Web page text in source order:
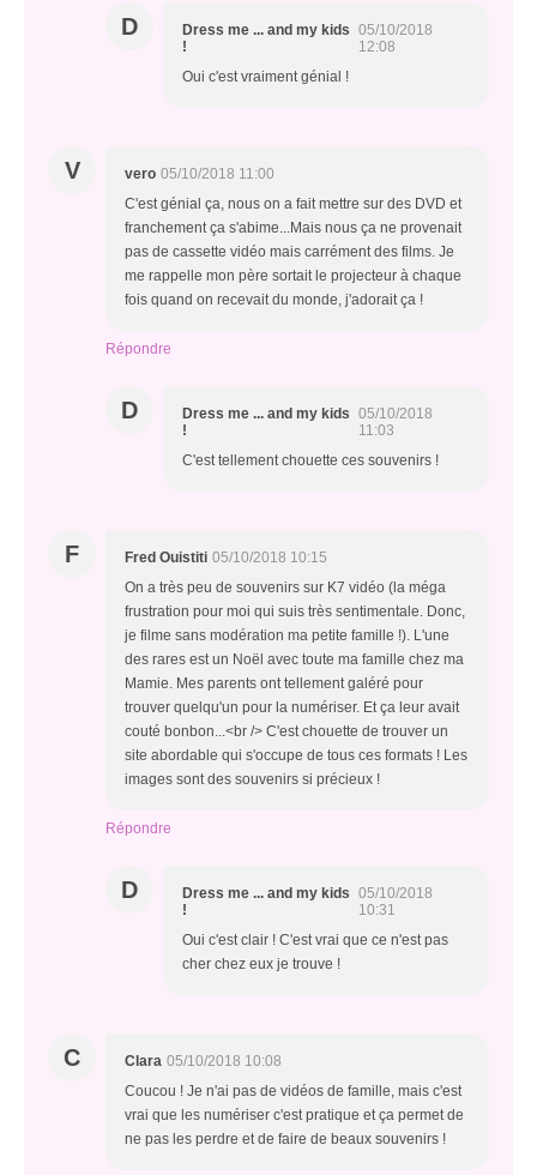
D
Dress me ... and my kids
!
05/10/2018
12:08
Oui c'est vraiment génial !
V vero 05/10/2018 11:00
C'est génial ça, nous on a fait mettre sur des DVD et
franchement ça s'abime...Mais nous ça ne provenait
pas de cassette vidéo mais carrément des films. Je
me rappelle mon père sortait le projecteur à chaque
fois quand on recevait du monde, j'adorait ça !
Répondre
D
Dress me ... and my kids
!
05/10/2018
11:03
C'est tellement chouette ces souvenirs !
F Fred Ouistiti 05/10/2018 10:15
On a très peu de souvenirs sur K7 vidéo (la méga
frustration pour moi qui suis très sentimentale. Donc,
je filme sans modération ma petite famille !). L'une
des rares est un Noël avec toute ma famille chez ma
Mamie. Mes parents ont tellement galéré pour
trouver quelqu'un pour la numériser. Et ça leur avait
couté bonbon...<br /> C'est chouette de trouver un
site abordable qui s'occupe de tous ces formats ! Les
images sont des souvenirs si précieux !
Répondre
D
Dress me ... and my kids
!
05/10/2018
10:31
Oui c'est clair ! C'est vrai que ce n'est pas
cher chez eux je trouve !
C Clara 05/10/2018 10:08
Coucou ! Je n'ai pas de vidéos de famille, mais c'est
vrai que les numériser c'est pratique et ça permet de
ne pas les perdre et de faire de beaux souvenirs !